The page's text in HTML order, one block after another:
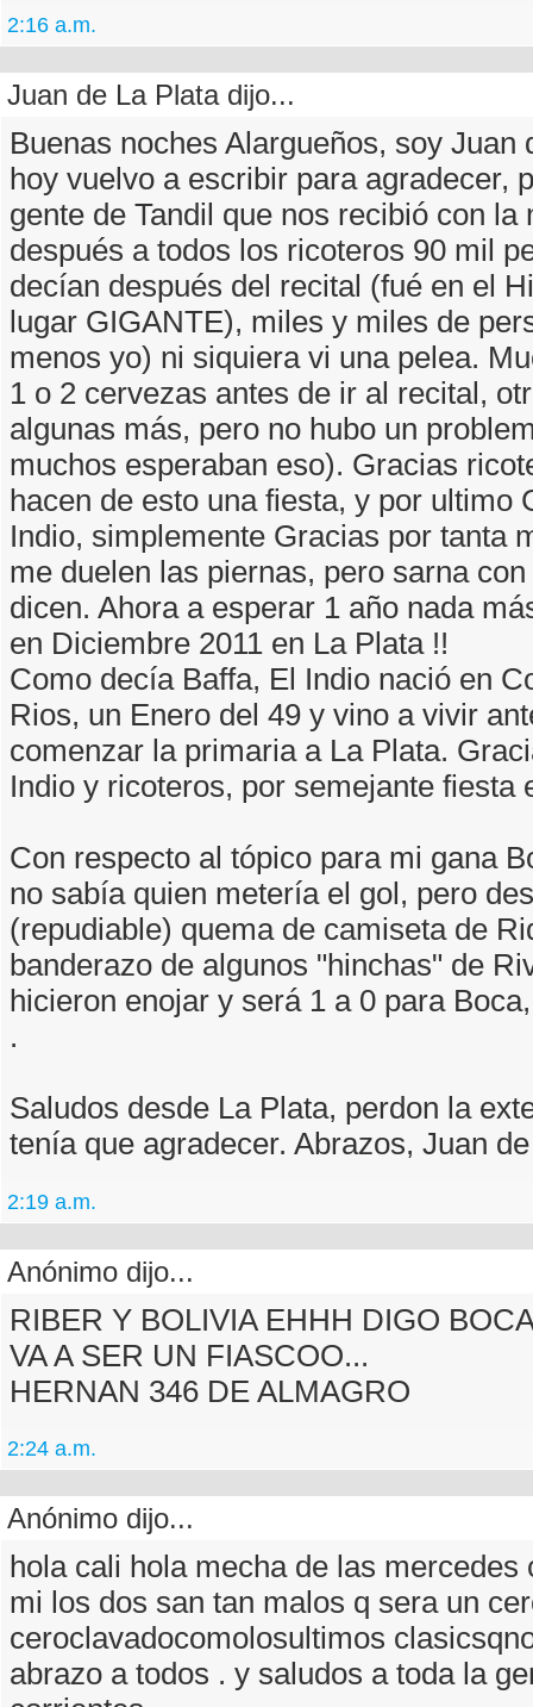
2:16 a.m.
Juan de La Plata dijo...
Buenas noches Alargueños, soy Juan
hoy vuelvo a escribir para agradecer,
gente de Tandil que nos recibió con la
después a todos los ricoteros 90 mil
decían después del recital (fué en el
lugar GIGANTE), miles y miles de
menos yo) ni siquiera vi una pelea.
1 o 2 cervezas antes de ir al recital,
algunas más, pero no hubo un
muchos esperaban eso). Gracias
hacen de esto una fiesta, y por ultimo
Indio, simplemente Gracias por tanta
me duelen las piernas, pero sarna
dicen. Ahora a esperar 1 año nada
en Diciembre 2011 en La Plata !!
Como decía Baffa, El Indio nació en
Rios, un Enero del 49 y vino a vivir
comenzar la primaria a La Plata.
Indio y ricoteros, por semejante fiesta
Con respecto al tópico para mi gana
no sabía quien metería el gol, pero
(repudiable) quema de camiseta de
banderazo de algunos "hinchas" de
hicieron enojar y será 1 a 0 para
.
Saludos desde La Plata, perdon la
tenía que agradecer. Abrazos, Juan
2:19 a.m.
Anónimo dijo...
RIBER Y BOLIVIA EHHH DIGO
VA A SER UN FIASCOO...
HERNAN 346 DE ALMAGRO
2:24 a.m.
Anónimo dijo...
hola cali hola mecha de las mercedes
mi los dos san tan malos q sera un
ceroclavadocomolosultimos
abrazo a todos . y saludos a toda la